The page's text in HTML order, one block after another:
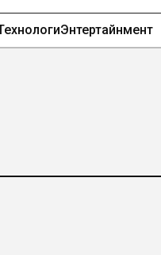
Энтертайнмент